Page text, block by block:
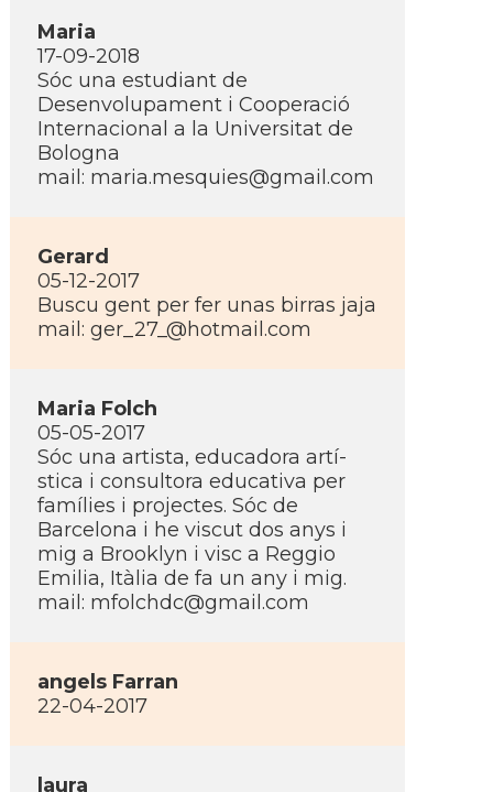
Maria
17-09-2018
Sóc una estudiant de
Desenvolupament i Cooperació
Internacional a la Universitat de
Bologna
mail: maria.mesquies@gmail.com
Gerard
05-12-2017
Buscu gent per fer unas birras jaja
mail: ger_27_@hotmail.com
Maria Folch
05-05-2017
Sóc una artista, educadora artí­
stica i consultora educativa per
famí­lies i projectes. Sóc de
Barcelona i he viscut dos anys i
mig a Brooklyn i visc a Reggio
Emilia, Itàlia de fa un any i mig.
mail: mfolchdc@gmail.com
angels Farran
22-04-2017
laura